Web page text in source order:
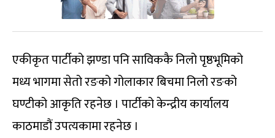
एकीकृत पार्टीको झण्डा पनि साविककै निलो पृष्ठभूमिको
मध्य भागमा सेतो रङको गोलाकार बिचमा निलो रङको
घण्टीको आकृति रहनेछ । पार्टीको केन्द्रीय कार्यालय
काठमाडौं उपत्यकामा रहनेछ ।